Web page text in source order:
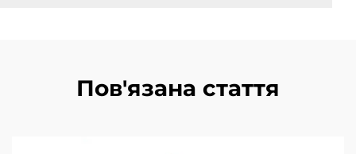
Пов'язана стаття